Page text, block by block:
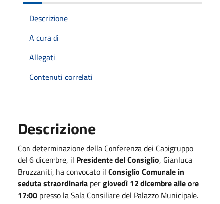
Descrizione
A cura di
Allegati
Contenuti correlati
Descrizione
Con determinazione della Conferenza dei Capigruppo
del 6 dicembre, il Presidente del Consiglio, Gianluca
Bruzzaniti, ha convocato il Consiglio Comunale in
seduta straordinaria pergiovedì 12 dicembre alle ore
17:00 presso la Sala Consiliare del Palazzo Municipale.